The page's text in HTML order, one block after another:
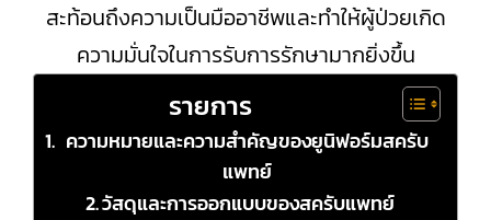
สะท้อนถึงความเป็นมืออาชีพและทำให้ผู้ป่วยเกิด
ความมั่นใจในการรับการรักษามากยิ่งขึ้น
รายการ
ความหมายและความสำคัญของยูนิฟอร์มสครับ
แพทย์
วัสดุและการออกแบบของสครับแพทย์